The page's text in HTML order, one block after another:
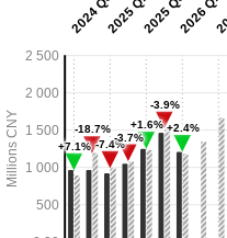
27,63 Md
20,23 Md
19,93 Md